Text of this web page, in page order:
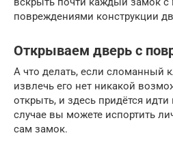
повреждениями конструкции
Открываем дверь с
А что делать, если сломанный
извлечь его нет никакой
открыть, и здесь придётся
случае вы можете испортить
сам замок.